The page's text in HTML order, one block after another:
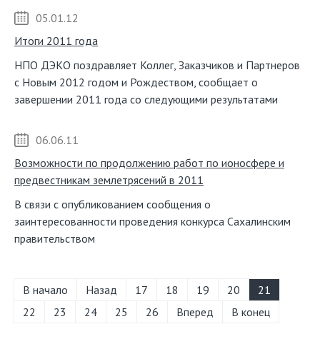
05.01.12
Итоги 2011 года
НПО ДЭКО поздравляет Коллег, Заказчиков и Партнеров
с Новым 2012 годом и Рождеством, сообщает о
завершении 2011 года со следующими результатами
06.06.11
Возможности по продолжению работ по ионосфере и
предвестникам землетрясений в 2011
В связи с опубликованием сообщения о
заинтересованности проведения конкурса Сахалинским
правительством
В начало Назад 17 18 19 20
21
22
23 24 25 26 Вперед В конец